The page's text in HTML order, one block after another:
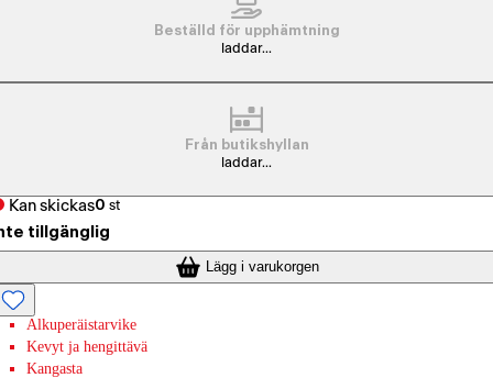
Beställd för upphämtning
laddar...
Från butikshyllan
laddar...
Kan skickas0 st
tillgänglig
Lägg i varukorgen
Alkuperäistarvike
Kevyt ja hengittävä
Kangasta